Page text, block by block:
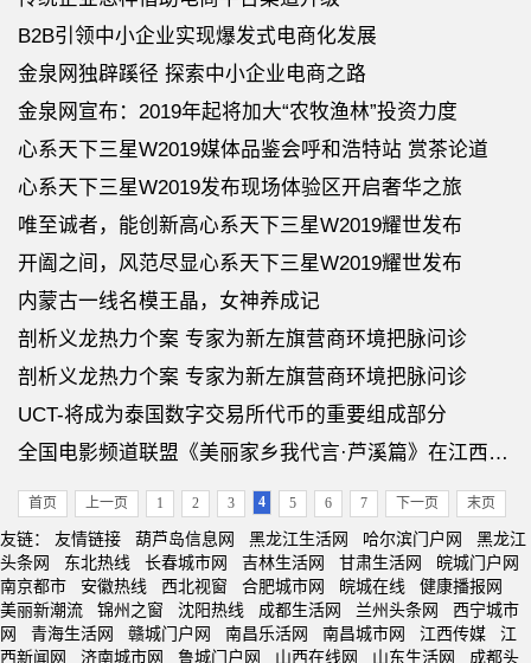
B2B引领中小企业实现爆发式电商化发展
金泉网独辟蹊径 探索中小企业电商之路
金泉网宣布：2019年起将加大“农牧渔林”投资力度
心系天下三星W2019媒体品鉴会呼和浩特站 赏茶论道
心系天下三星W2019发布现场体验区开启奢华之旅
唯至诚者，能创新高心系天下三星W2019耀世发布
开阖之间，风范尽显心系天下三星W2019耀世发布
内蒙古一线名模王晶，女神养成记
剖析义龙热力个案 专家为新左旗营商环境把脉问诊
剖析义龙热力个案 专家为新左旗营商环境把脉问诊
UCT-将成为泰国数字交易所代币的重要组成部分
全国电影频道联盟《美丽家乡我代言·芦溪篇》在江西芦溪开机
首页 上一页 1 2 3 4 5 6 7 下一页 末页
友链： 友情链接 葫芦岛信息网 黑龙江生活网 哈尔滨门户网
黑龙江
头条网
东北热线 长春城市网 吉林生活网 甘肃生活网
皖城门户网
南京都市
安徽热线 西北视窗 合肥城市网 皖城在线
健康播报网
美丽新潮流
锦州之窗 沈阳热线 成都生活网 兰州头条网
西宁城市
网
青海生活网 赣城门户网 南昌乐活网 南昌城市网 江西传媒
江
西新闻网
济南城市网 鲁城门户网 山西在线网 山东生活网 成都头